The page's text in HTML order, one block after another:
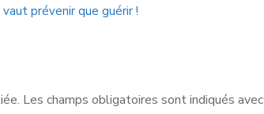
prévenir que guérir !
Les champs obligatoires sont indiqués avec